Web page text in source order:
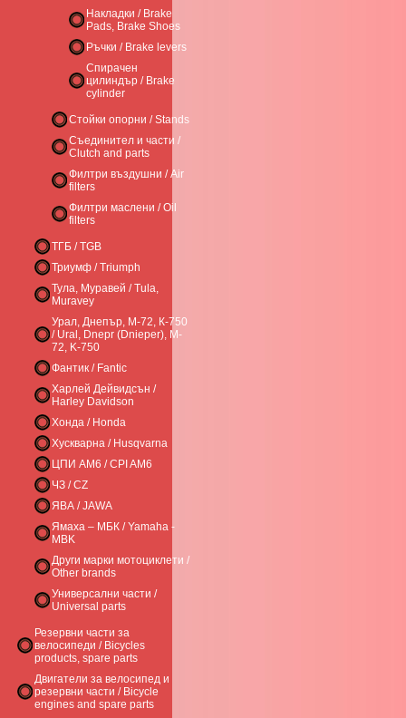
Накладки / Brake
Pads, Brake Shoes
Ръчки / Brake levers
Спирачен
цилиндър / Brake
cylinder
Стойки опорни / Stands
Съединител и части /
Clutch and parts
Филтри въздушни / Air
filters
Филтри маслени / Oil
filters
ТГБ / TGB
Триумф / Triumph
Тула, Муравей / Tula,
Muravey
Урал, Днепър, М-72, К-750
/ Ural, Dnepr (Dnieper), M-
72, K-750
Фантик / Fantic
Харлей Дейвидсън /
Harley Davidson
Хонда / Honda
Хускварна / Husqvarna
ЦПИ AM6 / CPI AM6
ЧЗ / CZ
ЯВА / JAWA
Ямаха – МБК / Yamaha -
MBK
Други марки мотоциклети /
Other brands
Универсални части /
Universal parts
Резервни части за
велосипеди / Bicycles
products, spare parts
Двигатели за велосипед и
резервни части / Bicycle
engines and spare parts